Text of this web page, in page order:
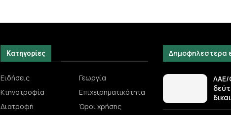
Κατηγορίες
Ειδήσεις
Γεωργία
Κτηνοτροφία
Επιχειρηματικότητα
Διατροφή
Όροι χρήσης
Δημοφηλεστερα
ΛΑΕ/